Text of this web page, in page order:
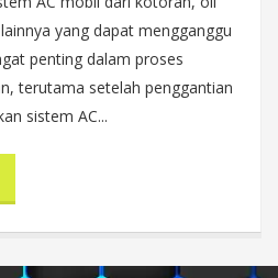
yang dapat mengganggu
penting dalam proses
terutama setelah penggantian
sistem AC...